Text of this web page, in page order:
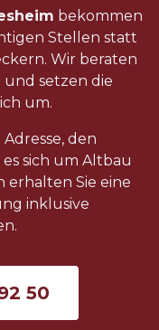
bekommen
Stellen statt
Wir beraten
setzen die
um.
den
sich um Altbau
erhalten Sie eine
inklusive
50